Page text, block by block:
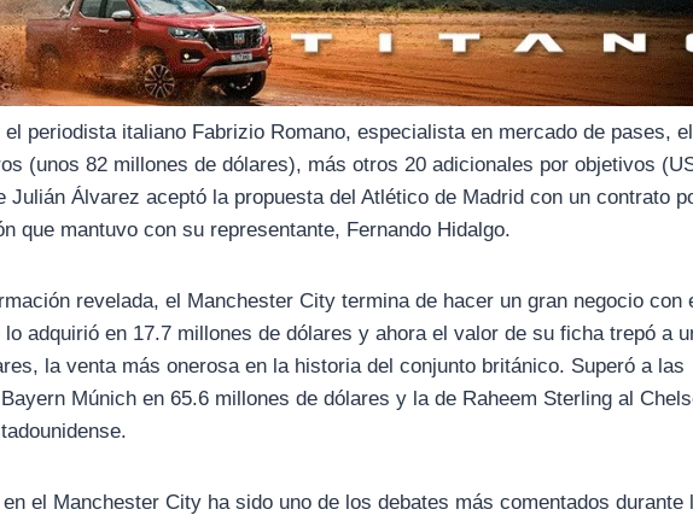
periodista italiano Fabrizio Romano, especialista en mercado de pases,
(unos 82 millones de dólares), más otros 20 adicionales por objetivos
Julián Álvarez aceptó la propuesta del Atlético de Madrid con un contrato
que mantuvo con su representante, Fernando Hidalgo.
revelada, el Manchester City termina de hacer un gran negocio con
lo adquirió en 17.7 millones de dólares y ahora el valor de su ficha trepó a
la venta más onerosa en la historia del conjunto británico. Superó a las
Múnich en 65.6 millones de dólares y la de Raheem Sterling al
el Manchester City ha sido uno de los debates más comentados durante